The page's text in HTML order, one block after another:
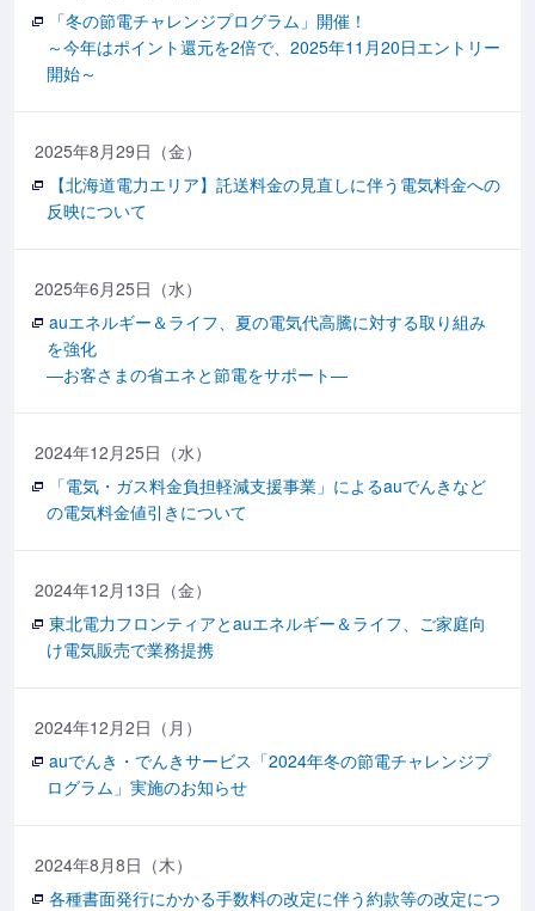
「冬の節電チャレンジプログラム」開催！
～今年はポイント還元を2倍で、2025年11月20日エントリー
開始～
2025年8月29日（金）
【北海道電力エリア】託送料金の見直しに伴う電気料金への
反映について
2025年6月25日（水）
auエネルギー＆ライフ、夏の電気代高騰に対する取り組み
を強化
―お客さまの省エネと節電をサポート―
2024年12月25日（水）
「電気・ガス料金負担軽減支援事業」によるauでんきなど
の電気料金値引きについて
2024年12月13日（金）
東北電力フロンティアとauエネルギー＆ライフ、ご家庭向
け電気販売で業務提携
2024年12月2日（月）
auでんき・でんきサービス「2024年冬の節電チャレンジプ
ログラム」実施のお知らせ
2024年8月8日（木）
各種書面発行にかかる手数料の改定に伴う約款等の改定につ